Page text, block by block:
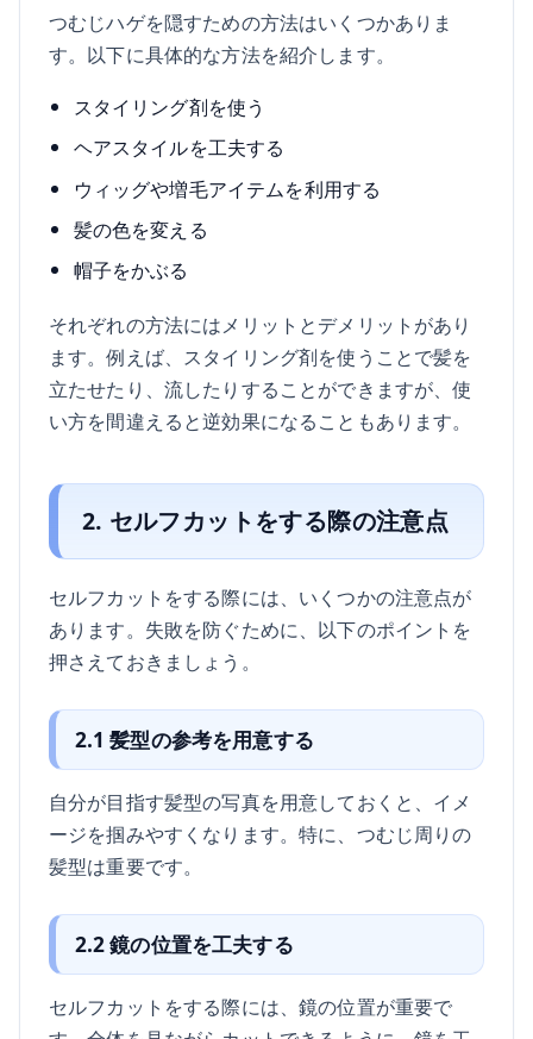
つむじハゲを隠すための方法はいくつかありま
す。以下に具体的な方法を紹介します。
スタイリング剤を使う
ヘアスタイルを工夫する
ウィッグや増毛アイテムを利用する
髪の色を変える
帽子をかぶる
それぞれの方法にはメリットとデメリットがあり
ます。例えば、スタイリング剤を使うことで髪を
立たせたり、流したりすることができますが、使
い方を間違えると逆効果になることもあります。
2. セルフカットをする際の注意点
セルフカットをする際には、いくつかの注意点が
あります。失敗を防ぐために、以下のポイントを
押さえておきましょう。
2.1 髪型の参考を用意する
自分が目指す髪型の写真を用意しておくと、イメ
ージを掴みやすくなります。特に、つむじ周りの
髪型は重要です。
2.2 鏡の位置を工夫する
セルフカットをする際には、鏡の位置が重要で